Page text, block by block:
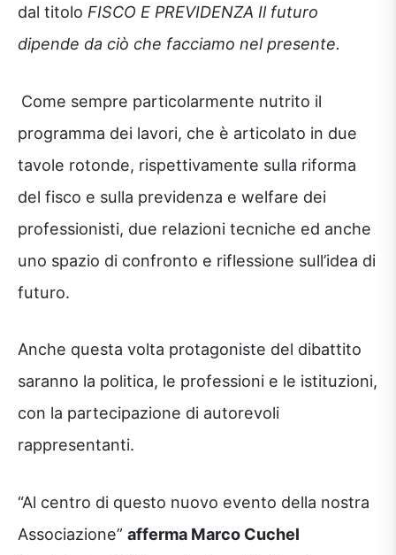
dal titolo FISCO E PREVIDENZA Il futuro
dipende da ciò che facciamo nel presente.
Come sempre particolarmente nutrito il
programma dei lavori, che è articolato in due
tavole rotonde, rispettivamente sulla riforma
del fisco e sulla previdenza e welfare dei
professionisti, due relazioni tecniche ed anche
uno spazio di confronto e riflessione sull’idea di
futuro.
Anche questa volta protagoniste del dibattito
saranno la politica, le professioni e le istituzioni,
con la partecipazione di autorevoli
rappresentanti.
“Al centro di questo nuovo evento della nostra
Associazione” afferma Marco Cuchel